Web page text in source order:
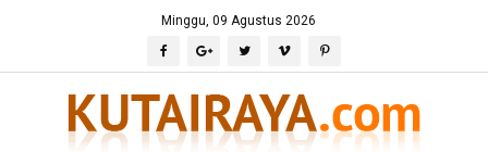
Minggu, 09 Agustus 2026